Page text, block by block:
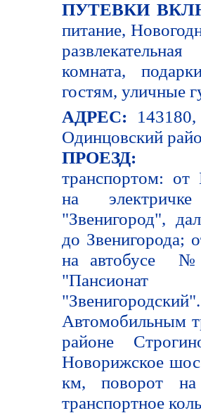
ПУТЕВКИ
питание,
комната,
гостям, уличные
АДРЕС:
Одинцовский
транспортом: от
на
"Звенигород",
до Звенигорода;
на автобусе
"Звенигородский".
Автомобильным
районе
Новорижское
км, поворот на
транспортное